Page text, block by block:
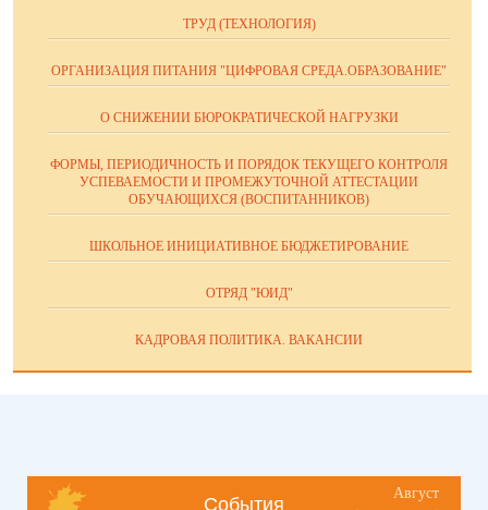
ТРУД (ТЕХНОЛОГИЯ)
ОРГАНИЗАЦИЯ ПИТАНИЯ "ЦИФРОВАЯ СРЕДА.ОБРАЗОВАНИЕ"
О СНИЖЕНИИ БЮРОКРАТИЧЕСКОЙ НАГРУЗКИ
ФОРМЫ, ПЕРИОДИЧНОСТЬ И ПОРЯДОК ТЕКУЩЕГО КОНТРОЛЯ
УСПЕВАЕМОСТИ И ПРОМЕЖУТОЧНОЙ АТТЕСТАЦИИ
ОБУЧАЮЩИХСЯ (ВОСПИТАННИКОВ)
ШКОЛЬНОЕ ИНИЦИАТИВНОЕ БЮДЖЕТИРОВАНИЕ
ОТРЯД "ЮИД"
КАДРОВАЯ ПОЛИТИКА. ВАКАНСИИ
События
Август